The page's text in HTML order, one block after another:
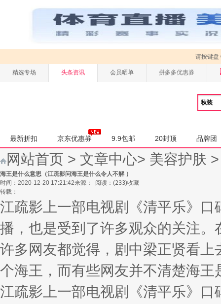
请按键盘
精选专场 头条资讯 会员晒单 拼多多优惠券
最新折扣 京东优惠券 9.9包邮 20封顶 品牌团
网站首页 > 文章中心> 美容护肤
海王是什么意思（江疏影问海王是什么令人不解 ）
时间：2020-12-20 17:21:42来源： 阅读： (233)收藏
转载：
江疏影上一部电视剧《清平乐》
播，也是受到了许多观众的关注
许多网友都觉得，剧中梁正贤看
个海王，而有些网友并不清楚海
江疏影上一部电视剧《清平乐》